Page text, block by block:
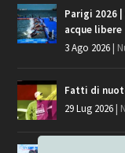
Parigi 2026
acque libere
3 Ago 2026|
Fatti di
29 Lug 2026|